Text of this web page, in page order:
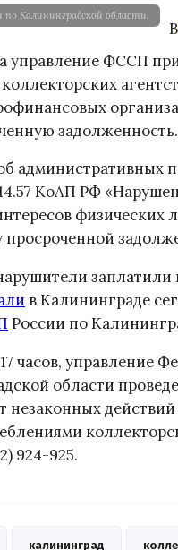
Калининградской области.
В
управление ФССП
задолженность.
административных
КоАП РФ
физических
просроченной
в Калининграде
России по
часов, управление
области
незаконных
924-925.
калининград